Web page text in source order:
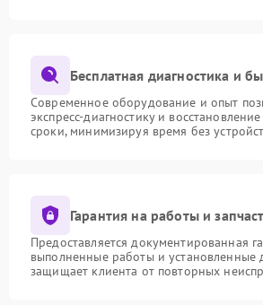
Бесплатная диагностика и
Современное оборудование и опыт
экспресс-диагностику и
сроки, минимизируя время без
Гарантия на работы и
Предоставляется документированная
выполненные работы и установленные
защищает клиента от повторных